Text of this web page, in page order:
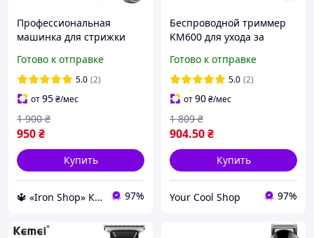
Профессиональная
машинка для стрижки
электрическая на
аккумуляторе
парикмахерская муж PCT
Готово к отправке
5.0 (2)
от95₴/мес
950₴
1 900 ₴
Купить
🔱 «Iron Shop» Компетентность! Качество товара! Быстрая отправка! ✅ 97%
Беспроводной триммер
KM600 для ухода за
длительным временем
автономной работы без
подключения к сети
Готово к отправке
5.0 (2)
от90₴/мес
904.50₴
1 809 ₴
Купить
Your Cool Shop 97%